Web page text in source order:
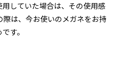
していた場合は、その使用感
際は、今お使いのメガネをお持
す。